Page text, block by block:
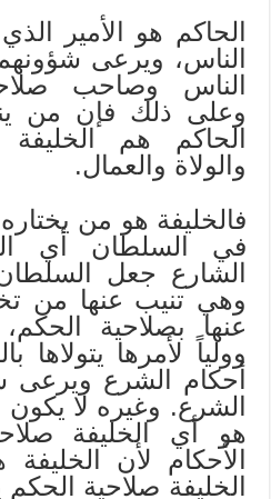
الحاكم هو الأمير
الناس، ويرعى
الناس وصاحب
وعلى ذلك فإن من
الحاكم هم
والولاة والعمال.
فالخليفة هو من
في السلطان أي
الشارع جعل
وهي تنيب عنها من
عنها بصلاحية
وولياً لأمرها يتولاها
أحكام الشرع ويرعى
الشرع. وغيره لا يكون
هو أي الخليفة
الأحكام لأن
الخليفة صلاحية